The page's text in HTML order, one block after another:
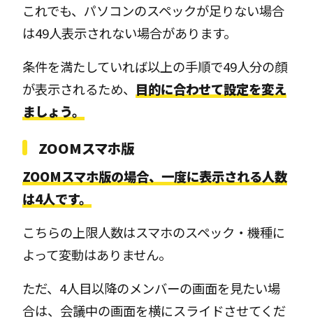
これでも、パソコンのスペックが足りない場合
は49人表示されない場合があります。
条件を満たしていれば以上の手順で49人分の顔
が表示されるため、 目的に合わせて設定を変え
ましょう。
ZOOMスマホ版
ZOOMスマホ版の場合、一度に表示される人数
は4人です。
こちらの上限人数はスマホのスペック・機種に
よって変動はありません。
ただ、4人目以降のメンバーの画面を見たい場
合は、会議中の画面を横にスライドさせてくだ